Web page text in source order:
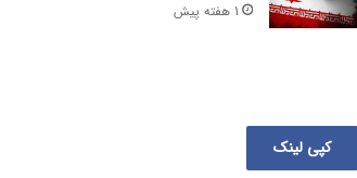
1 هفته پیش
کپی لینک